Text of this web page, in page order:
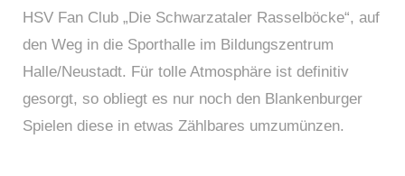
HSV Fan Club „Die Schwarzataler Rasselböcke“, auf
den Weg in die Sporthalle im Bildungszentrum
Halle/Neustadt. Für tolle Atmosphäre ist definitiv
gesorgt, so obliegt es nur noch den Blankenburger
Spielen diese in etwas Zählbares umzumünzen.